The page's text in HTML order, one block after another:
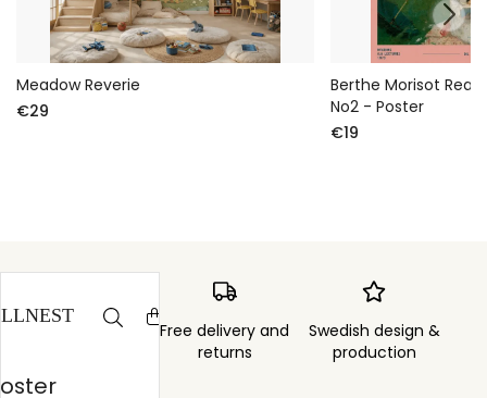
Meadow Reverie
€29
Berthe Morisot
No2 - Poster
€19
Order sent within Free delivery and
returns
Swedish design &
production